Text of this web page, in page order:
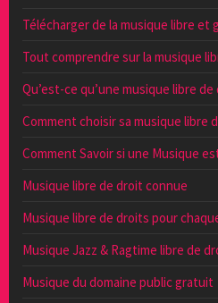
Télécharger de la musique libre et
Tout comprendre sur la musique
Qu’est-ce qu’une musique libre de
Comment choisir sa musique libre
Comment Savoir si une Musique
Musique libre de droit connue
Musique libre de droits pour
Musique Jazz & Ragtime libre de
Musique du domaine public gratuit